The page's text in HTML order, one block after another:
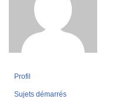
Profil
Sujets démarrés